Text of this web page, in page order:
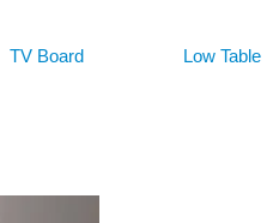
TV Board Low Table